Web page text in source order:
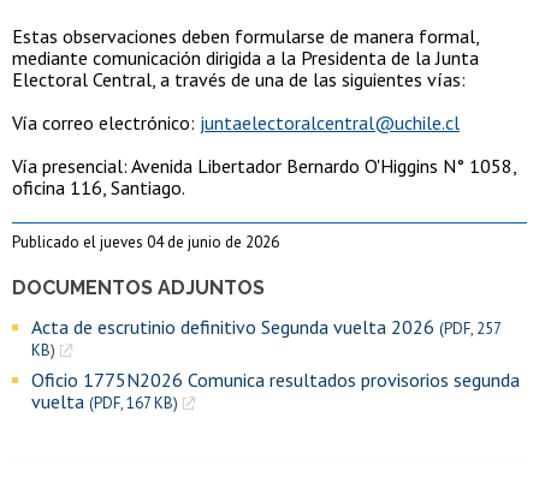
DOCUMENTOS ADJUNTOS
Acta de escrutinio definitivo Segunda vuelta 2026 (PDF, 257
KB)
Oficio 1775N2026 Comunica resultados provisorios segunda
vuelta (PDF, 167 KB)
Estas observaciones deben formularse de manera formal,
mediante comunicación dirigida a la Presidenta de la Junta
Electoral Central, a través de una de las siguientes vías:
Vía correo electrónico: juntaelectoralcentral@uchile.cl
Vía presencial: Avenida Libertador Bernardo O'Higgins N° 1058,
oficina 116, Santiago.
Publicado el jueves 04 de junio de 2026